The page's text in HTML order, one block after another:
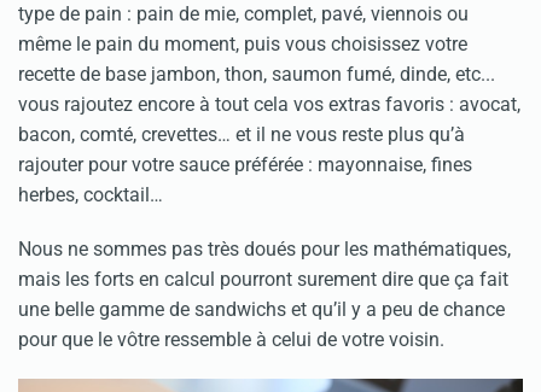
type de pain : pain de mie, complet, pavé, viennois ou
même le pain du moment, puis vous choisissez votre
recette de base jambon, thon, saumon fumé, dinde, etc...
vous rajoutez encore à tout cela vos extras favoris : avocat,
bacon, comté, crevettes… et il ne vous reste plus qu’à
rajouter pour votre sauce préférée : mayonnaise, fines
herbes, cocktail…
Nous ne sommes pas très doués pour les mathématiques,
mais les forts en calcul pourront surement dire que ça fait
une belle gamme de sandwichs et qu’il y a peu de chance
pour que le vôtre ressemble à celui de votre voisin.